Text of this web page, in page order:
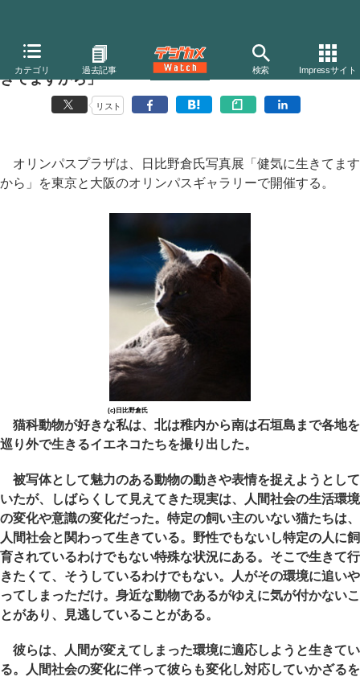
カテゴリ 過去記事 検索 Impressサイト
オリンパスギャラリー、日比野倉氏写真展「健気に生
きてますから」
リスト
オリンパスプラザは、日比野倉氏写真展「健気に生きてます
から」を東京と大阪のオリンパスギャラリーで開催する。
(c)日比野倉氏
猫科動物が好きな私は、北は稚内から南は石垣島まで各地を
巡り外で生きるイエネコたちを撮り出した。
被写体として魅力のある動物の動きや表情を捉えようとして
いたが、しばらくして見えてきた現実は、人間社会の生活環境
の変化や意識の変化だった。特定の飼い主のいない猫たちは、
人間社会と関わって生きている。野性でもないし特定の人に飼
育されているわけでもない特殊な状況にある。そこで生きて行
きたくて、そうしているわけでもない。人がその環境に追いや
ってしまっただけ。身近な動物であるがゆえに気が付かないこ
とがあり、見逃していることがある。
彼らは、人間が変えてしまった環境に適応しようと生きてい
る。人間社会の変化に伴って彼らも変化し対応していかざるを